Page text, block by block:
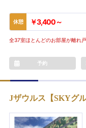
休憩 ￥3,400～
全37室ほとんどのお部屋が離れ
予約
Jザウルス【SKYグル